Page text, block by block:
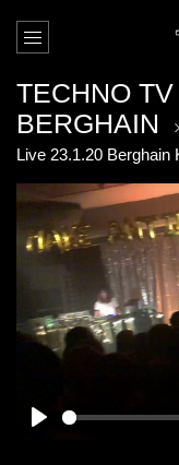
TECHNO TV
BERGHAIN
Live 23.1.20 Berghain